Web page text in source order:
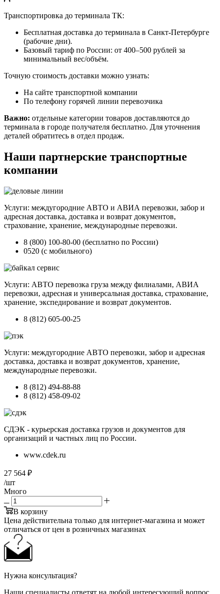
Транспортировка до терминала ТК:
Бесплатная доставка до терминала в Санкт-Петербурге
(рабочие дни).
Базовый тариф по России: от 400–500 рублей за
минимальный вес/объём.
Точную стоимость доставки можно узнать:
На сайте транспортной компании
По телефону горячей линии перевозчика
Важно: отдельные категории товаров доставляются до
терминала в городе получателя бесплатно. Для уточнения
деталей обратитесь в отдел продаж.
Наши партнерские транспортные
компании
Услуги: междугородние АВТО и АВИА перевозки, забор и
адресная доставка, доставка и возврат документов,
страхование, хранение, международные перевозки.
8 (800) 100-80-00 (бесплатно по России)
0520 (с мобильного)
Услуги: АВТО перевозка груза между филиалами, АВИА
перевозки, адресная и универсальная доставка, страхование,
хранение, экспедирование и возврат документов.
8 (812) 605-00-25
Услуги: междугородние АВТО перевозки, забор и адресная
доставка, доставка и возврат документов, хранение,
международные перевозки.
8 (812) 494-88-88
8 (812) 458-09-02
СДЭК - курьерская доставка грузов и документов для
организаций и частных лиц по России.
www.cdek.ru
27 564 ₽
/шт
Много
В корзину
Цена действительна только для интернет-магазина и может
отличаться от цен в розничных магазинах
Нужна консультация?